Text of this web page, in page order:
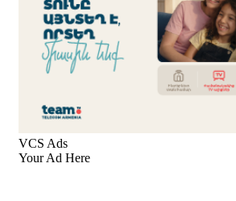
Вопрос об аресте Чалабяна
Европейского парламента:
и чего на самом деле